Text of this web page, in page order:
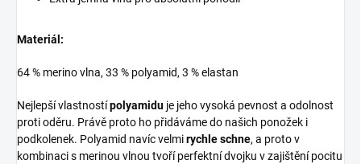
Materiál:
64 % merino vlna, 33 % polyamid, 3 % elastan
Nejlepší vlastnostípolyamidu je jeho vysoká pevnost a odolnost
proti oděru. Právě proto ho přidáváme do našich ponožek i
podkolenek. Polyamid navíc velmirychle schne, a proto v
kombinaci s merinou vlnou tvoří perfektní dvojku v zajištění pocitu